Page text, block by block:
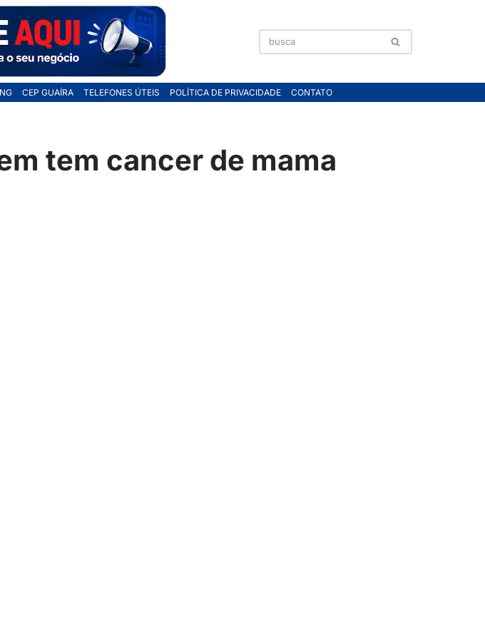
CEP GUAÍRA TELEFONES ÚTEIS POLÍTICA DE PRIVACIDADE CONTATO
tem cancer de mama